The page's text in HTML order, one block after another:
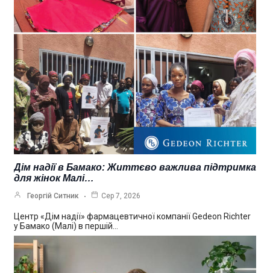
Дім надії в Бамако: Життєво важлива підтримка
для жінок Малі…
Георгій Ситник Сер 7, 2026
Центр «Дім надії» фармацевтичної компанії Gedeon Richter
у Бамако (Малі) в першій…